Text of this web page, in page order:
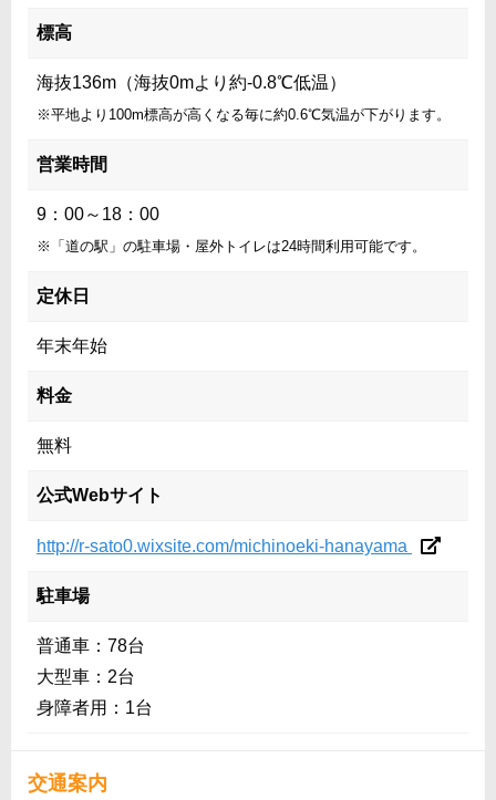
標高
海抜136m（海抜0mより約-0.8℃低温）
※平地より100m標高が高くなる毎に約0.6℃気温が下がります。
営業時間
9：00～18：00
※「道の駅」の駐車場・屋外トイレは24時間利用可能です。
定休日
年末年始
料金
無料
公式Webサイト
http://r-sato0.wixsite.com/michinoeki-hanayama
駐車場
普通車：78台
大型車：2台
身障者用：1台
交通案内